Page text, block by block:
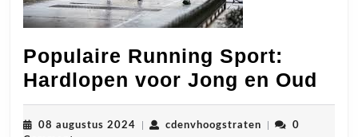
Populaire Running Sport:
Hardlopen voor Jong en Oud
08 augustus 2024 08
cdenvhoogstratencdenvhoogstraten
0